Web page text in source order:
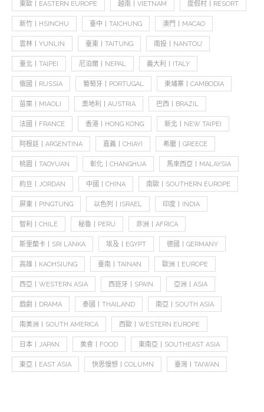
東歐丨EASTERN EUROPE 越南丨VIETNAM 度假村丨RESORT
新竹丨HSINCHU 臺中丨TAICHUNG 澳門丨MACAO
雲林丨YUNLIN 臺東丨TAITUNG 南投丨NANTOU
臺北丨TAIPEI 尼泊爾丨NEPAL 義大利丨ITALY
俄國丨RUSSIA 葡萄牙丨PORTUGAL 柬埔寨丨CAMBODIA
苗栗丨MIAOLI 奧地利丨AUSTRIA 巴西丨BRAZIL
法國丨FRANCE 香港丨HONG KONG 新北丨NEW TAIPEI
阿根廷丨ARGENTINA 嘉義丨CHIAYI 希臘丨GREECE
桃園丨TAOYUAN 彰化丨CHANGHUA 馬來西亞丨MALAYSIA
約旦丨JORDAN 中國丨CHINA 南歐丨SOUTHERN EUROPE
屏東丨PINGTUNG 以色列丨ISRAEL 印度丨INDIA
智利丨CHILE 秘魯丨PERU 非洲丨AFRICA
斯里蘭卡丨SRI LANKA 埃及丨EGYPT 德國丨GERMANY
高雄丨KAOHSIUNG 臺南丨TAINAN 歐洲丨EUROPE
西亞丨WESTERN ASIA 西班牙丨SPAIN 亞洲丨ASIA
戲劇丨DRAMA 泰國丨THAILAND 南亞丨SOUTH ASIA
南美洲丨SOUTH AMERICA 西歐丨WESTERN EUROPE
日本丨JAPAN 美食丨FOOD 東南亞丨SOUTHEAST ASIA
東亞丨EAST ASIA 快思慢想丨COLUMN 臺灣丨TAIWAN